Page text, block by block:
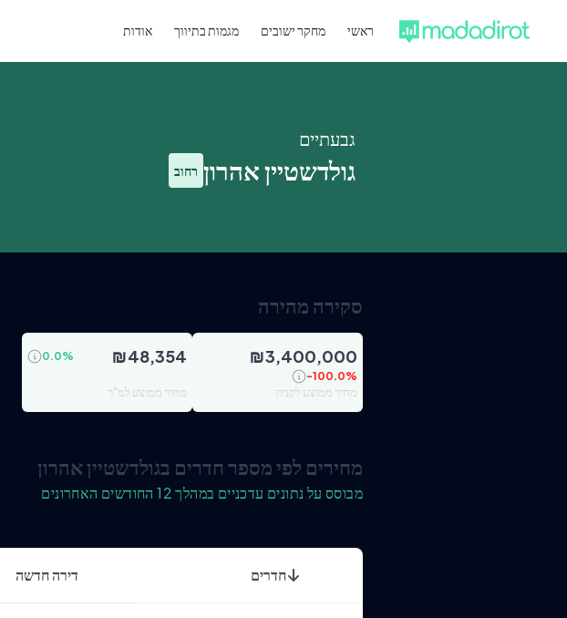
ראשי מחקר ישובים מגמות בתיווך אודות
גבעתיים
גולדשטיין אהרון רחוב
סקירה מהירה
₪3,400,000
-100.0%
מחיר ממוצע לקניה
₪48,354
0.0%
מחיר ממוצע למ"ר
מחירים לפי מספר חדרים בגולדשטיין אהרון
מבוסס על נתונים עדכניים במהלך 12 החודשים האחרונים
חדרים דירה חדשה